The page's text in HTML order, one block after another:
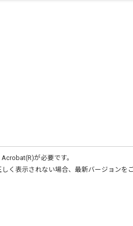
が必要です。
く表示されない場合、最新バージョンを